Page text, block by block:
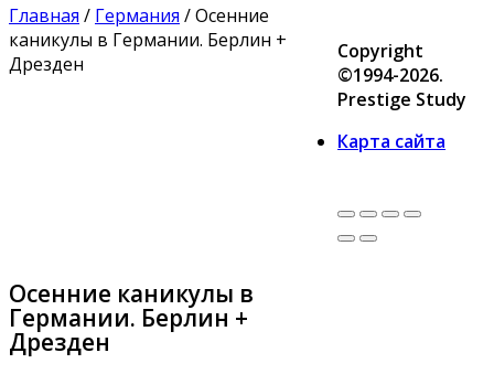
Главная / Германия / Осенние
каникулы в Германии. Берлин +
Дрезден
Осенние каникулы в
Германии. Берлин +
Дрезден
Copyright
©1994-2026.
Prestige Study
Карта сайта